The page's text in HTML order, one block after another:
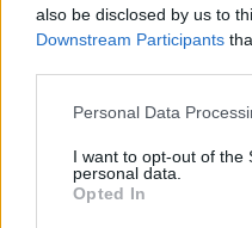
also be disclosed by us to
Downstream Participants
Personal Data
I want to opt-out of the
personal data.
Opted In
Anot kelionių
Gerulaitytės, Yra
žiūri į turistus, kurie
o štai jie, „tikrieji
pasaulį, mat jų